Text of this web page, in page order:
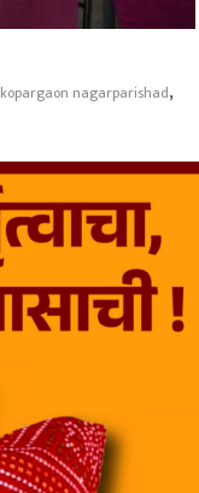
kopargaon nagarparishad,